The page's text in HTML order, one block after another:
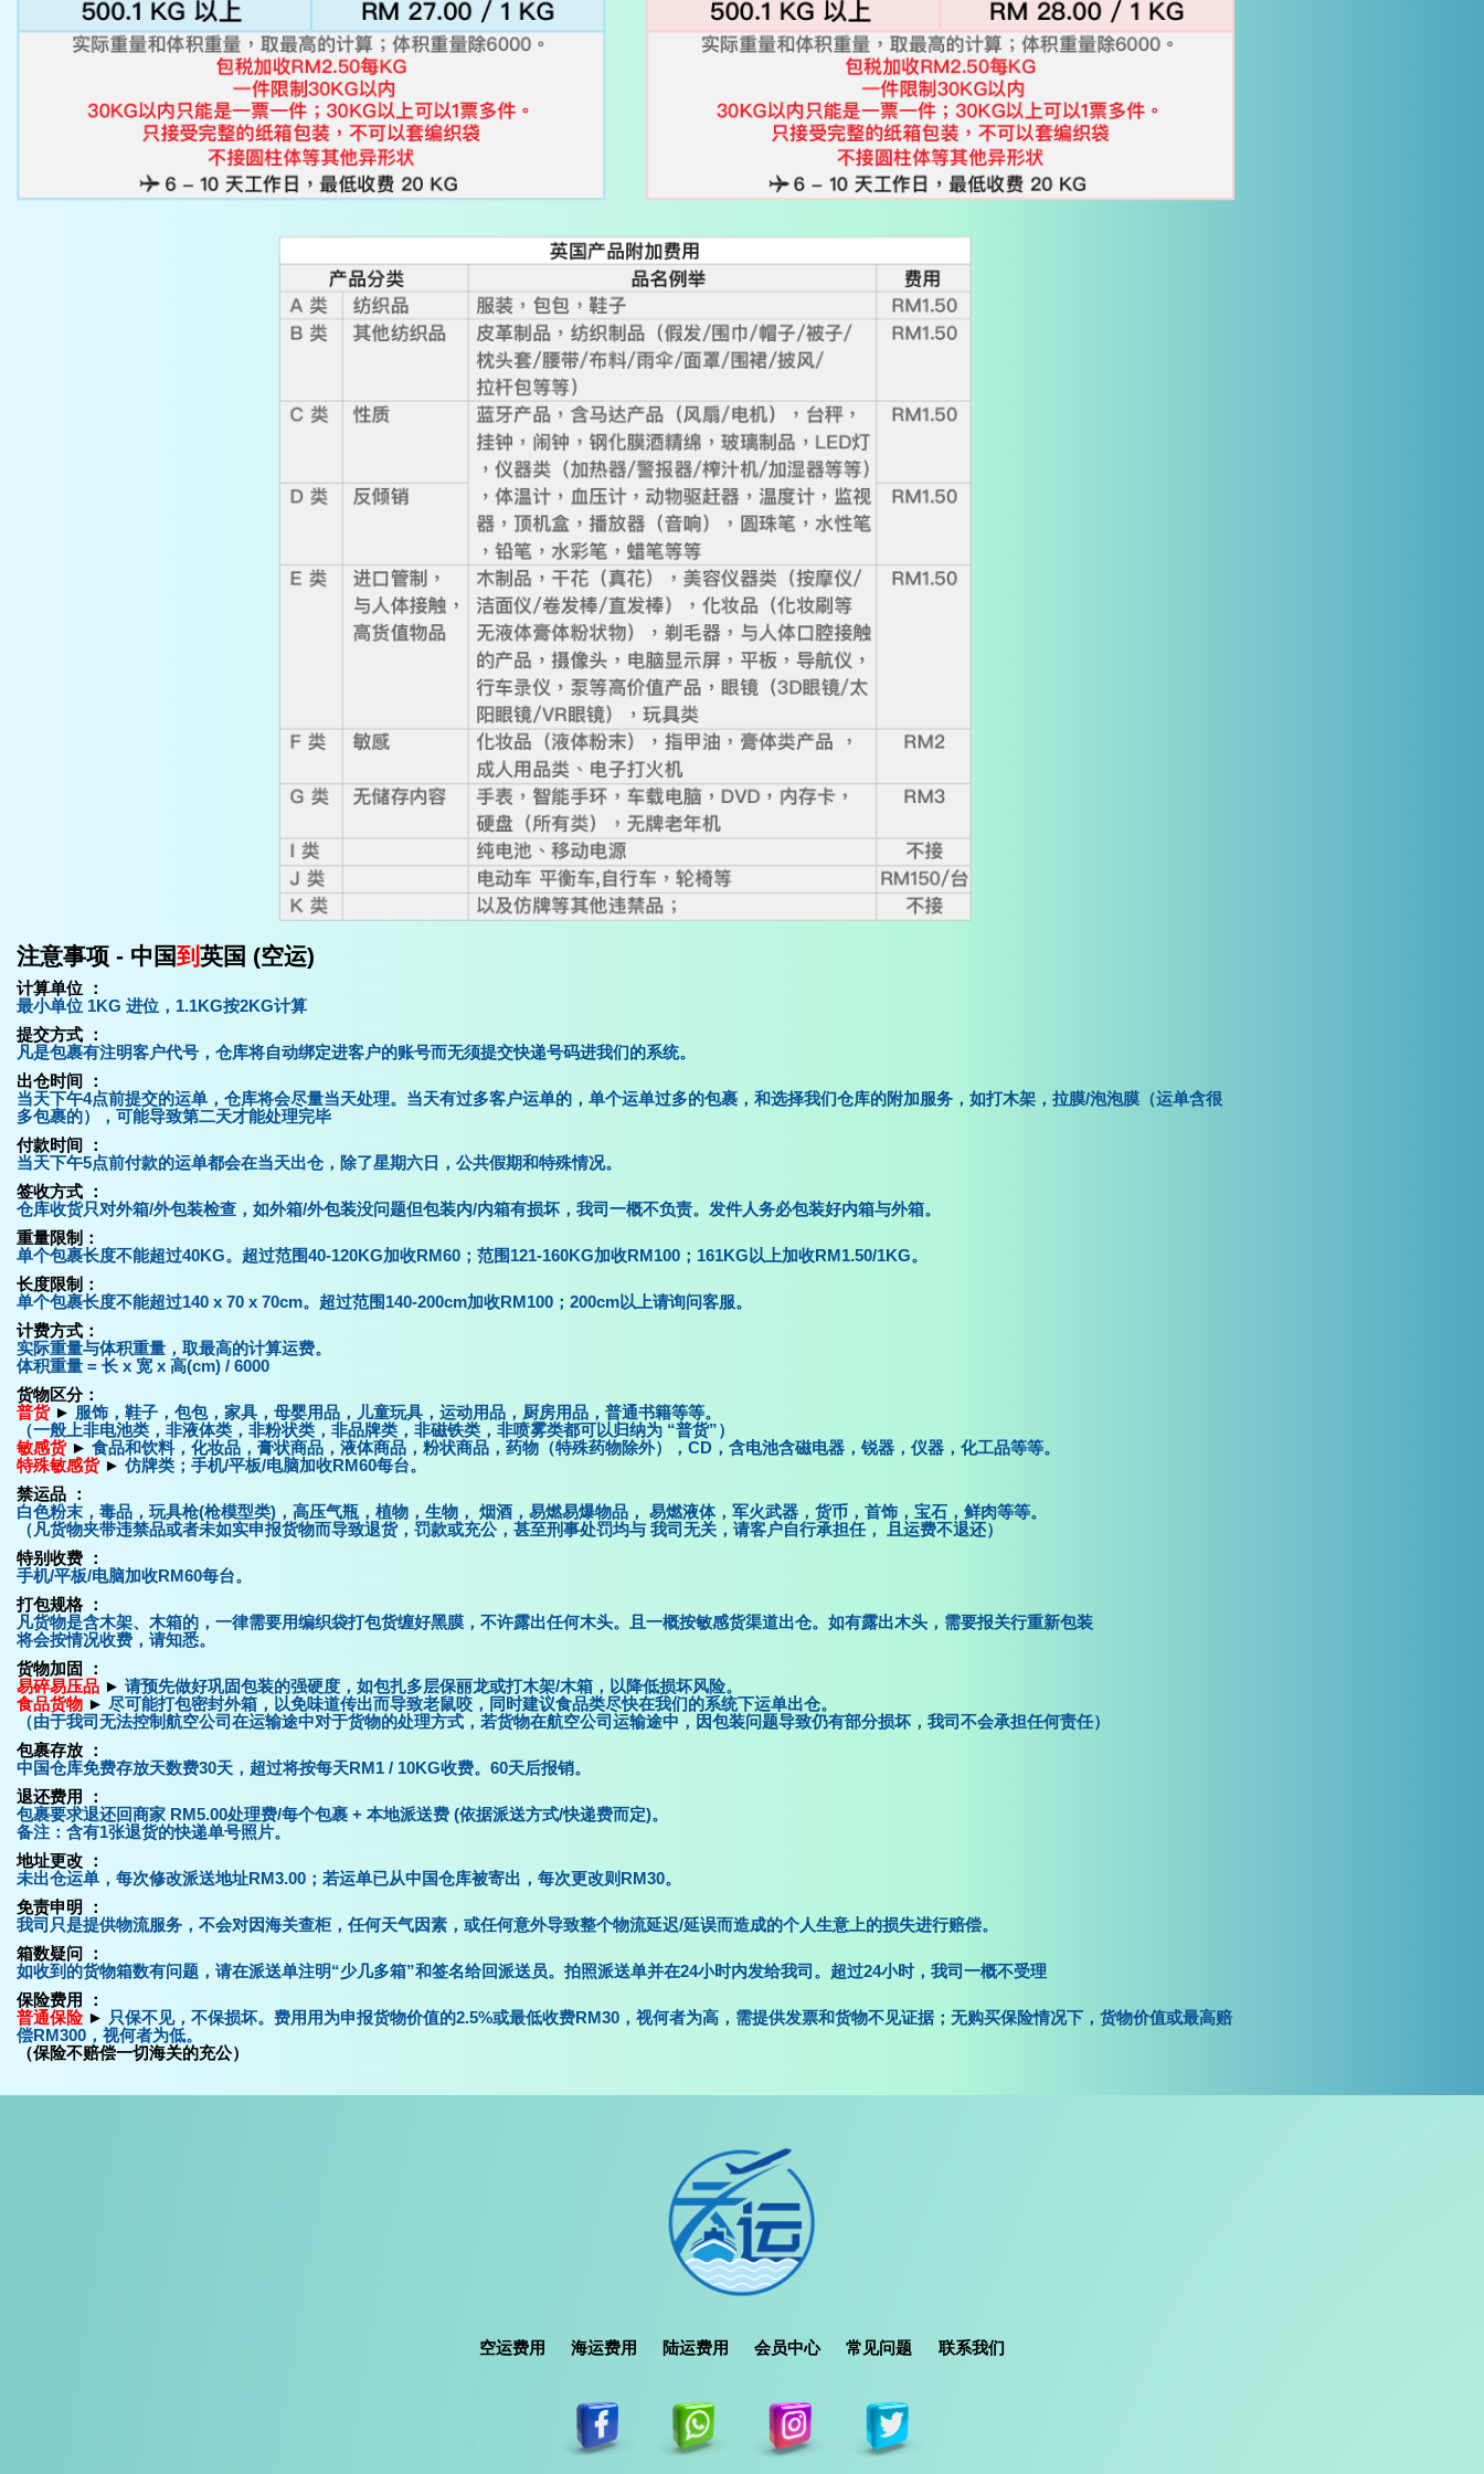
注意事项 - 中国到 英国 (空运)
计算单位 ：
最小单位 1KG 进位，1.1KG按2KG计算
提交方式 ：
凡是包裹有注明客户代号，仓库将自动绑定进客户的账号而无须提交快递号码进我们的系统。
出仓时间 ：
当天下午4点前提交的运单，仓库将会尽量当天处理。当天有过多客户运单的，单个运单过多的包裹，和选择我们仓库的附加服务，如打木架，拉膜/泡泡膜（运单含很
多包裹的），可能导致第二天才能处理完毕
付款时间 ：
当天下午5点前付款的运单都会在当天出仓，除了星期六日，公共假期和特殊情况。
签收方式 ：
仓库收货只对外箱/外包装检查，如外箱/外包装没问题但包装内/内箱有损坏，我司一概不负责。发件人务必包装好内箱与外箱。
重量限制：
单个包裹长度不能超过40KG。超过范围40-120KG加收RM60；范围121-160KG加收RM100；161KG以上加收RM1.50/1KG。
长度限制：
单个包裹长度不能超过140 x 70 x 70cm。超过范围140-200cm加收RM100；200cm以上请询问客服。
计费方式：
实际重量与体积重量，取最高的计算运费。
体积重量 = 长 x 宽 x 高(cm) / 6000
货物区分：
普货 ► 服饰，鞋子，包包，家具，母婴用品，儿童玩具，运动用品，厨房用品，普通书籍等等。
（一般上非电池类，非液体类，非粉状类，非品牌类，非磁铁类，非喷雾类都可以归纳为 “普货”）
敏感货 ► 食品和饮料，化妆品，膏状商品，液体商品，粉状商品，药物（特殊药物除外），CD，含电池含磁电器，锐器，仪器，化工品等等。
特殊敏感货 ► 仿牌类；手机/平板/电脑加收RM60每台。
禁运品 ：
白色粉末，毒品，玩具枪(枪模型类)，高压气瓶，植物，生物， 烟酒，易燃易爆物品， 易燃液体，军火武器，货币，首饰，宝石，鲜肉等等。
（凡货物夹带违禁品或者未如实申报货物而导致退货，罚款或充公，甚至刑事处罚均与 我司无关，请客户自行承担任， 且运费不退还）
特别收费 ：
手机/平板/电脑加收RM60每台。
打包规格 ：
凡货物是含木架、木箱的，一律需要用编织袋打包货缠好黑膜，不许露出任何木头。且一概按敏感货渠道出仓。如有露出木头，需要报关行重新包装
将会按情况收费，请知悉。
货物加固 ：
易碎易压品 ► 请预先做好巩固包装的强硬度，如包扎多层保丽龙或打木架/木箱，以降低损坏风险。
食品货物 ► 尽可能打包密封外箱，以免味道传出而导致老鼠咬，同时建议食品类尽快在我们的系统下运单出仓。
（由于我司无法控制航空公司在运输途中对于货物的处理方式，若货物在航空公司运输途中，因包装问题导致仍有部分损坏，我司不会承担任何责任）
包裹存放 ：
中国仓库免费存放天数费30天，超过将按每天RM1 / 10KG收费。60天后报销。
退还费用 ：
包裹要求退还回商家 RM5.00处理费/每个包裹 + 本地派送费 (依据派送方式/快递费而定)。
备注：含有1张退货的快递单号照片。
地址更改 ：
未出仓运单，每次修改派送地址RM3.00；若运单已从中国仓库被寄出，每次更改则RM30。
免责申明 ：
我司只是提供物流服务，不会对因海关查柜，任何天气因素，或任何意外导致整个物流延迟/延误而造成的个人生意上的损失进行赔偿。
箱数疑问 ：
如收到的货物箱数有问题，请在派送单注明“少几多箱”和签名给回派送员。拍照派送单并在24小时内发给我司。超过24小时，我司一概不受理
保险费用 ：
普通保险 ► 只保不见，不保损坏。费用用为申报货物价值的2.5%或最低收费RM30，视何者为高，需提供发票和货物不见证据；无购买保险情况下，货物价值或最高赔
偿RM300，视何者为低。
（保险不赔偿一切海关的充公）
空运费用 海运费用 陆运费用 会员中心 常见问题 联系我们